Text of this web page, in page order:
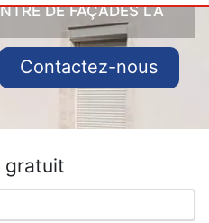
DE FAÇADES LA
Contactez-nous
gratuit